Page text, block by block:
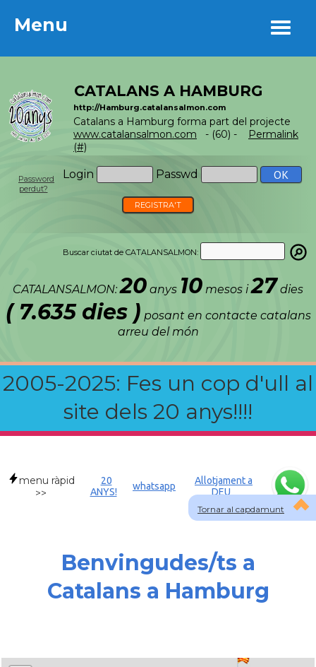
Menu
CATALANS A HAMBURG
http://Hamburg.catalansalmon.com
Catalans a Hamburg forma part del projecte
www.catalansalmon.com - (60) -
Permalink
(#)
Login Passwd
Password
perdut?
REGISTRA'T
Buscar ciutat de CATALANSALMON:
CATALANSALMON:20 anys 10 mesos i27 dies
( 7.635 dies ) posant en contacte catalans
arreu del món
2005-2025: Fes un cop d'ull al
site dels 20 anys!!!!
Menu
Tornar al capdamunt
menu ràpid
>>
20
ANYS!
whatsapp
Allotjament a
DEU
Benvingudes/ts a
Catalans a Hamburg